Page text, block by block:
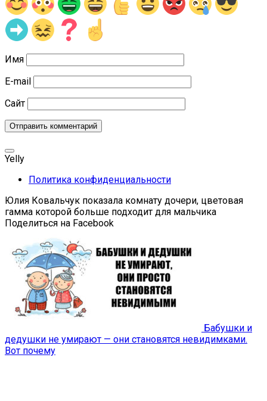
Имя
E-mail
Сайт
Yelly
Политика конфиденциальности
Юлия Ковальчук показала комнату дочери, цветовая
гамма которой больше подходит для мальчика
Поделиться на Facebook
Бабушки и
дедушки не умирают — они становятся невидимками.
Вот почему